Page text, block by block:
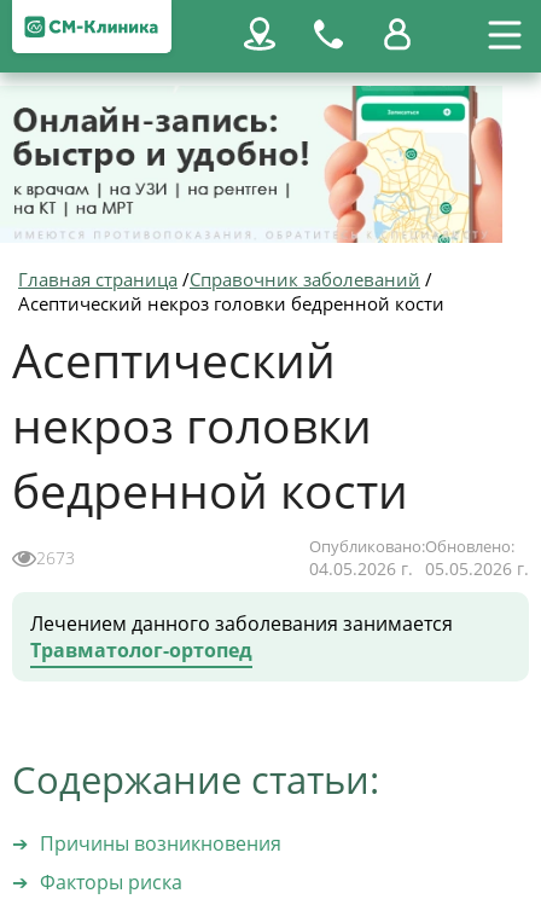
Главная страница /Справочник заболеваний /
Асептический некроз головки бедренной кости
Асептический
некроз головки
бедренной кости
2673 Опубликовано:
04.05.2026 г.
Обновлено:
05.05.2026 г.
Лечением данного заболевания занимается
Травматолог-ортопед
Содержание статьи:
Причины возникновения
Факторы риска